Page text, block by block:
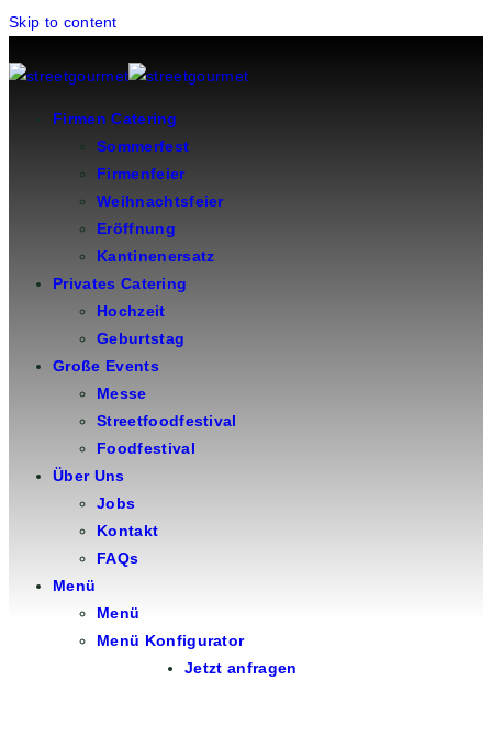
Skip to content
Firmen Catering
Sommerfest
Firmenfeier
Weihnachtsfeier
Eröffnung
Kantinenersatz
Privates Catering
Hochzeit
Geburtstag
Große Events
Messe
Streetfoodfestival
Foodfestival
Über Uns
Jobs
Kontakt
FAQs
Menü
Menü
Menü Konfigurator
Jetzt anfragen